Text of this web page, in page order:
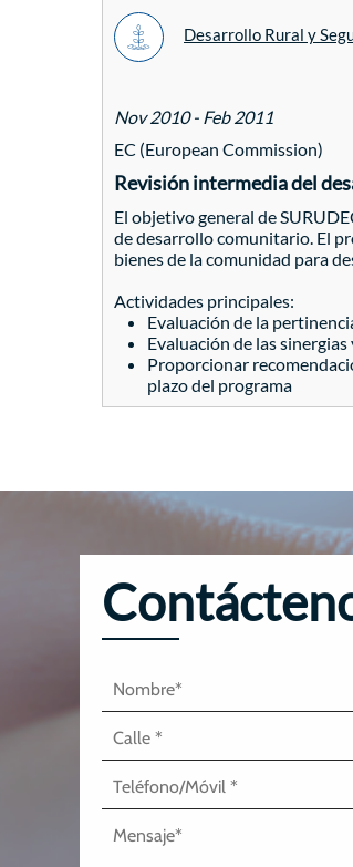
Desarrollo Rural y
Nov 2010 - Feb 2011
EC (European Commission)
Revisión intermedia del
El objetivo general de
de desarrollo comunitario. El
bienes de la comunidad para
Actividades principales:
Evaluación de la
Evaluación de las
Proporcionar
plazo del programa